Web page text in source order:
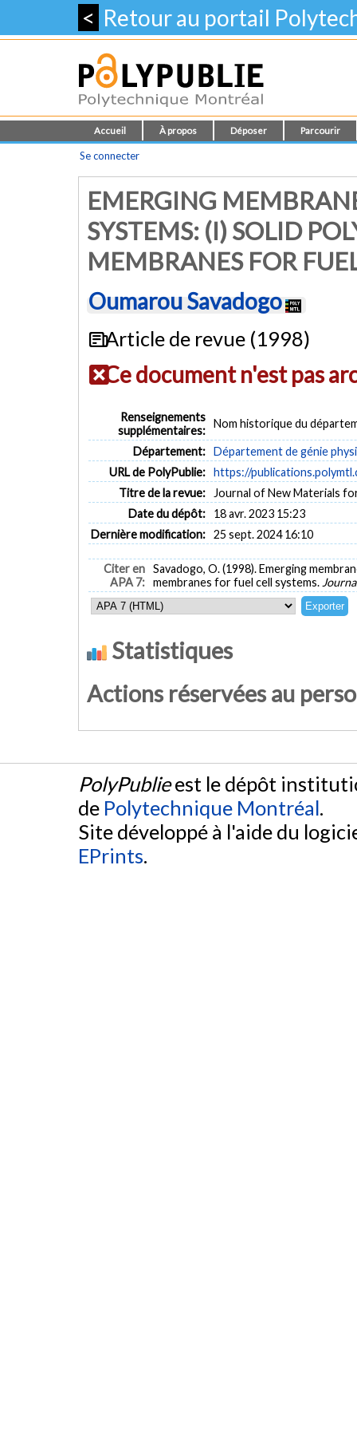
< Retour au portail
Accueil À propos Déposer Parcourir
Se connecter
EMERGING
SYSTEMS: (I) SOLID
MEMBRANES FOR
Oumarou Savadogo
Article de revue (1998)
Ce document n'est pas
Renseignements
supplémentaires:
Nom historique du
Département: Département de génie
URL de PolyPublie: https://
Titre de la revue:
Journal of New Materials
Date du dépôt:
18 avr. 2023 15:23
Dernière modification: 25 sept. 2024 16:10
Citer en
APA 7:
Savadogo, O. (1998). Emerging
membranes for fuel cell systems.
Statistiques
Actions réservées au
PolyPublieest le dépôt
de Polytechnique Montréal.
Site développé à l'aide du
EPrints.